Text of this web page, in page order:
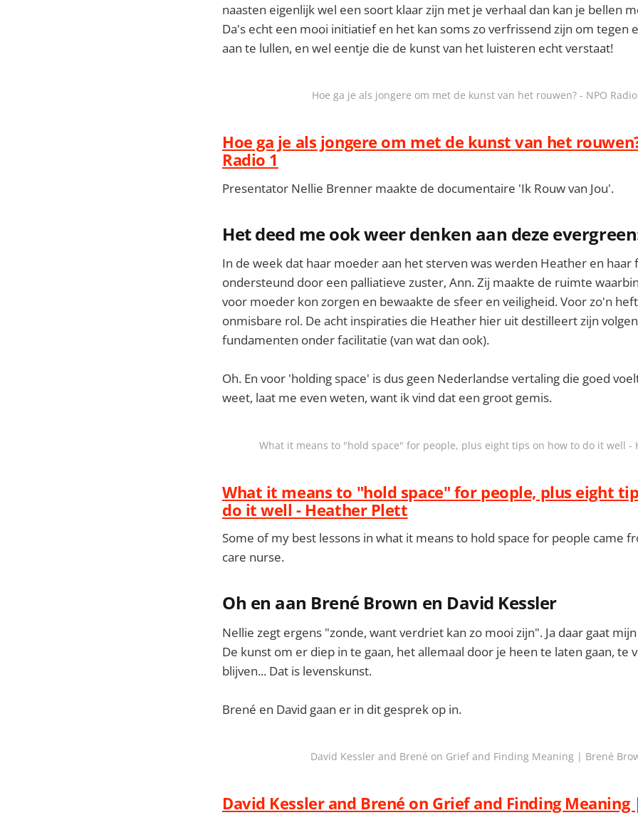
naasten eigenlijk wel een soort klaar zijn met je verhaal dan kan je bellen
Da's echt een mooi initiatief en het kan soms zo verfrissend zijn om tegen
aan te lullen, en wel eentje die de kunst van het luisteren echt verstaat!
Hoe ga je als jongere om met de kunst van het rouwen? - NPO Radio
Hoe ga je als jongere om met de kunst van het
Radio 1
Presentator Nellie Brenner maakte de documentaire 'Ik Rouw van Jou'.
Het deed me ook weer denken aan deze
In de week dat haar moeder aan het sterven was werden Heather en haar
ondersteund door een palliatieve zuster, Ann. Zij maakte de ruimte
voor moeder kon zorgen en bewaakte de sfeer en veiligheid. Voor zo'n
onmisbare rol. De acht inspiraties die Heather hier uit destilleert zijn
fundamenten onder facilitatie (van wat dan ook).
Oh. En voor 'holding space' is dus geen Nederlandse vertaling die goed
weet, laat me even weten, want ik vind dat een groot gemis.
What it means to "hold space" for people, plus eight tips on how to do it well -
What it means to "hold space" for people, plus eight
do it well - Heather Plett
Some of my best lessons in what it means to hold space for people came
care nurse.
Oh en aan Brené Brown en David Kessler
Nellie zegt ergens "zonde, want verdriet kan zo mooi zijn". Ja daar gaat
De kunst om er diep in te gaan, het allemaal door je heen te laten gaan, te
blijven... Dat is levenskunst.
Brené en David gaan er in dit gesprek op in.
David Kessler and Brené on Grief and Finding Meaning | Brené
David Kessler and Brené on Grief and Finding Meaning